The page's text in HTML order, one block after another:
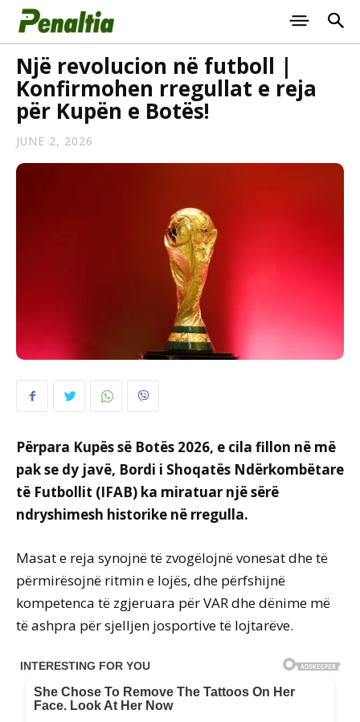
Një revolucion në futboll |
Konfirmohen rregullat e reja
për Kupën e Botës!
JUNE 2, 2026
Përpara Kupës së Botës 2026, e cila fillon në më
pak se dy javë, Bordi i Shoqatës Ndërkombëtare
të Futbollit (IFAB) ka miratuar një sërë
ndryshimesh historike në rregulla.
Masat e reja synojnë të zvogëlojnë vonesat dhe të
përmirësojnë ritmin e lojës, dhe përfshijnë
kompetenca të zgjeruara për VAR dhe dënime më
të ashpra për sjelljen josportive të lojtarëve.